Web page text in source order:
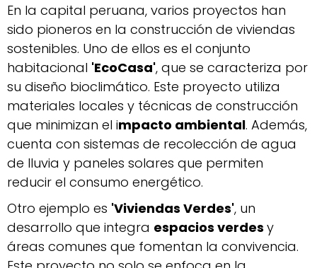
En la capital peruana, varios proyectos han
sido pioneros en la construcción de viviendas
sostenibles. Uno de ellos es el conjunto
habitacional 'EcoCasa', que se caracteriza por
su diseño bioclimático. Este proyecto utiliza
materiales locales y técnicas de construcción
que minimizan el impacto ambiental. Además,
cuenta con sistemas de recolección de agua
de lluvia y paneles solares que permiten
reducir el consumo energético.
Otro ejemplo es 'Viviendas Verdes', un
desarrollo que integra espacios verdes y
áreas comunes que fomentan la convivencia.